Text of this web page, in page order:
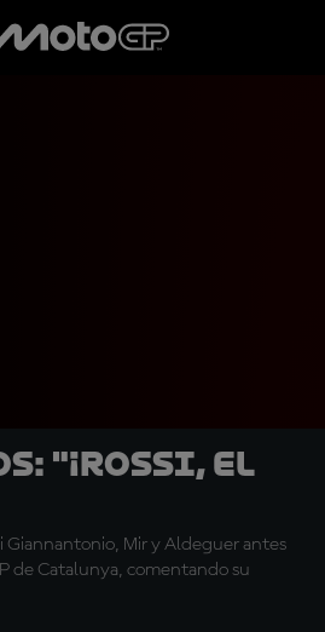
"¡Rossi, el
Giannantonio, Mir y Aldeguer antes
de Catalunya, comentando su